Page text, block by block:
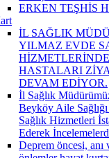
ERKEN TEŞHİS
İL SAĞLIK
YILMAZ EVDE
HASTALARI
DEVAM EDİYOR.
İl Sağlık
Beyköy Aile
Sağlık Hizmetleri
Ederek
Deprem öncesi, anı